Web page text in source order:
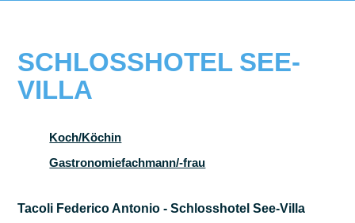
SCHLOSSHOTEL SEE-
VILLA
Koch/Köchin
Gastronomiefachmann/-frau
Tacoli Federico Antonio - Schlosshotel See-Villa